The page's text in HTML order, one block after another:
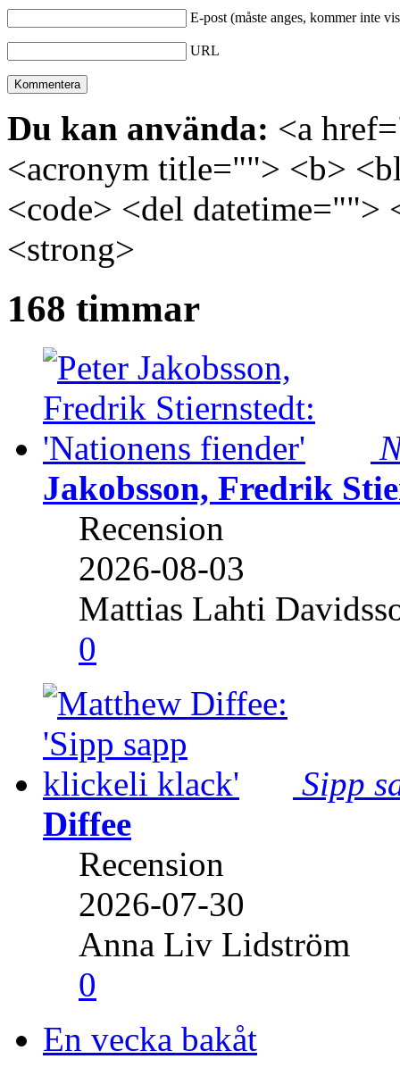
E-post (måste anges, kommer inte
URL
Du kan använda: <a
<acronym title=""> <b>
<code> <del
<strong>
168 timmar
Jakobsson, Fredrik
Recension
2026-08-03
Mattias Lahti
0
Sipp
Diffee
Recension
2026-07-30
Anna Liv Lidström
0
En vecka bakåt